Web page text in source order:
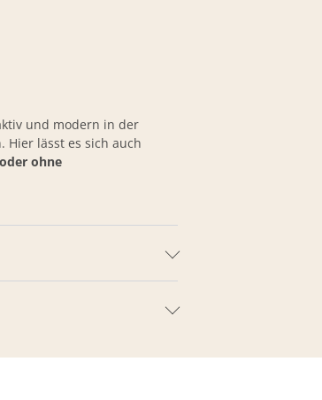
und modern in der
Hier lässt es sich auch
ohne